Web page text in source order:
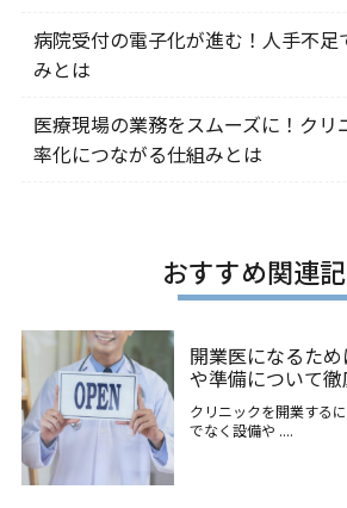
病院受付の電子化が進む！人手不足
みとは
医療現場の業務をスムーズに！クリ
率化につながる仕組みとは
おすすめ関連
開業医になるた
や準備について
クリニックを開業する
でなく設備や ....